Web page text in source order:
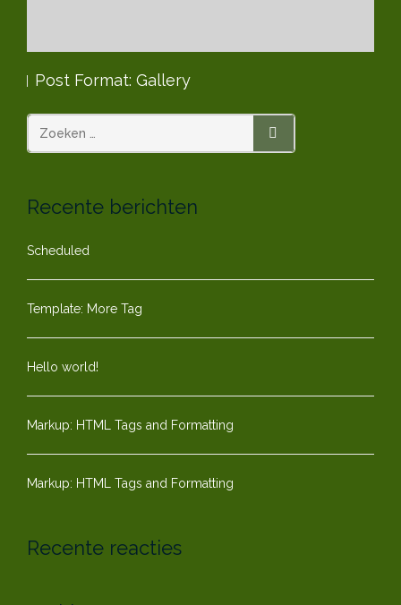
Post Format: Gallery
ZOEKEN
Recente berichten
Scheduled
Template: More Tag
Hello world!
Markup: HTML Tags and Formatting
Markup: HTML Tags and Formatting
Recente reacties